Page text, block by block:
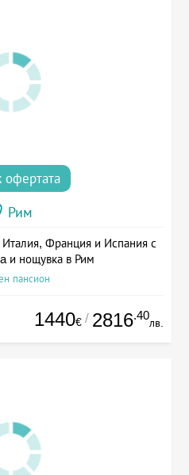
офертата
Рим
Франция и Испания с
и нощувка в Рим
пансион
1440€ / 2816.40
лв.